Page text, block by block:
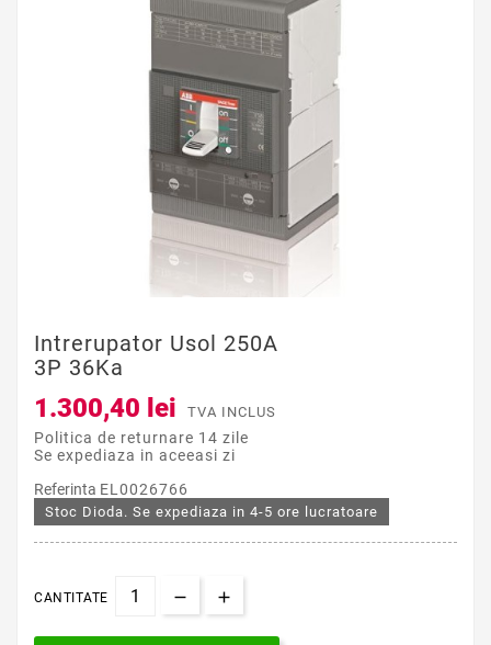
Intrerupator Usol 250A
3P 36Ka
1.300,40 lei TVA INCLUS
Politica de returnare 14 zile
Se expediaza in aceeasi zi
Referinta EL0026766
Stoc Dioda. Se expediaza in 4-5 ore lucratoare
CANTITATE